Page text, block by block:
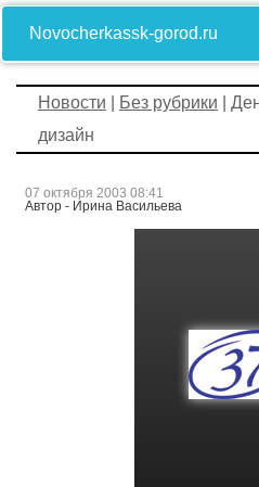
Novocherkassk-gorod.ru
Новости Без рубрики |
дизайн
07 октября 2003 08:41
Автор - Ирина Васильева